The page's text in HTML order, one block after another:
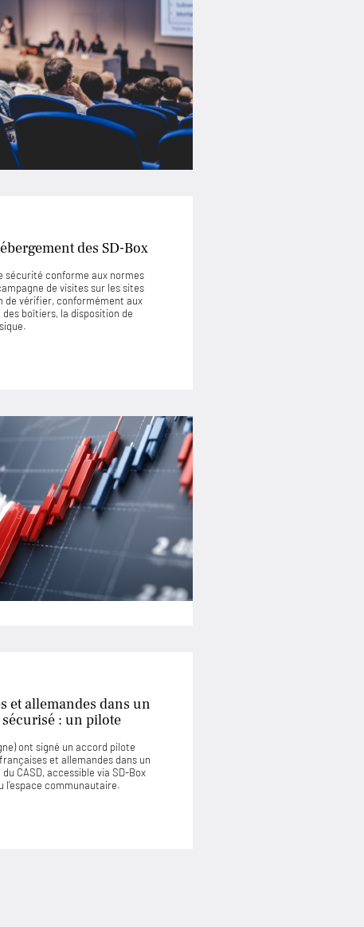
des SD-Box
sécurité conforme aux normes
de visites sur les sites
de vérifier, conformément aux
boîtiers, la disposition de
et allemandes dans un
: un pilote
ont signé un accord pilote
et allemandes dans un
CASD, accessible via SD-Box
l’espace communautaire.